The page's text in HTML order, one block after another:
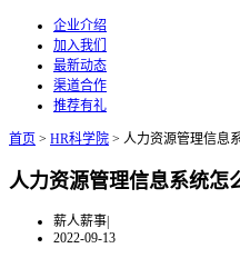
企业介绍
加入我们
最新动态
渠道合作
推荐有礼
首页 > HR科学院 > 人力资源管理信息
人力资源管理信息系统怎
薪人薪事|
2022-09-13